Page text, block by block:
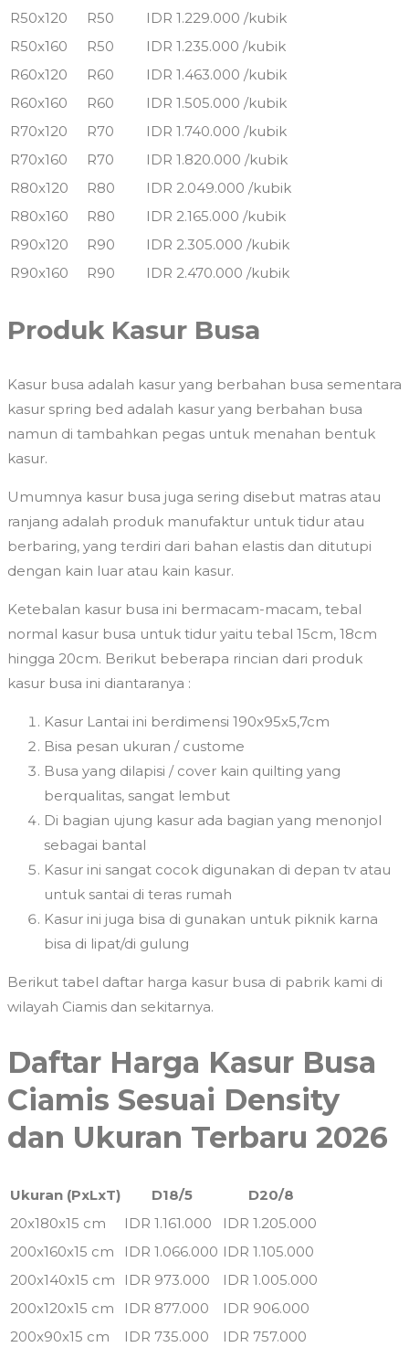
R50x120 R50
IDR 1.229.000 /kubik
R50x160
R50
IDR 1.235.000 /kubik
R60x120
R60
IDR 1.463.000 /kubik
R60x160
R60
IDR 1.505.000 /kubik
R70x120
R70
IDR 1.740.000 /kubik
R70x160
R70
IDR 1.820.000 /kubik
R80x120
R80
IDR 2.049.000 /kubik
R80x160
R80
IDR 2.165.000 /kubik
R90x120
R90
IDR 2.305.000 /kubik
R90x160
R90 IDR 2.470.000 /kubik
Produk Kasur Busa
Kasur busa adalah kasur yang berbahan busa sementara
kasur spring bed adalah kasur yang berbahan busa
namun di tambahkan pegas untuk menahan bentuk
kasur.
Umumnya kasur busa juga sering disebut matras atau
ranjang adalah produk manufaktur untuk tidur atau
berbaring, yang terdiri dari bahan elastis dan ditutupi
dengan kain luar atau kain kasur.
Ketebalan kasur busa ini bermacam-macam, tebal
normal kasur busa untuk tidur yaitu tebal 15cm, 18cm
hingga 20cm. Berikut beberapa rincian dari produk
kasur busa ini diantaranya :
Kasur Lantai ini berdimensi 190x95x5,7cm
Bisa pesan ukuran / custome
Busa yang dilapisi / cover kain quilting yang
berqualitas, sangat lembut
Di bagian ujung kasur ada bagian yang menonjol
sebagai bantal
Kasur ini sangat cocok digunakan di depan tv atau
untuk santai di teras rumah
Kasur ini juga bisa di gunakan untuk piknik karna
bisa di lipat/di gulung
Berikut tabel daftar harga kasur busa di pabrik kami di
wilayah Ciamis dan sekitarnya.
Daftar Harga Kasur Busa
Ciamis Sesuai Density
dan Ukuran Terbaru 2026
Ukuran (PxLxT) D18/5
D20/8
20x180x15 cm
IDR 1.161.000
IDR 1.205.000
200x160x15 cm
IDR 1.066.000 IDR 1.105.000
200x140x15 cm
IDR 973.000
IDR 1.005.000
200x120x15 cm
IDR 877.000
IDR 906.000
200x90x15 cm
IDR 735.000
IDR 757.000